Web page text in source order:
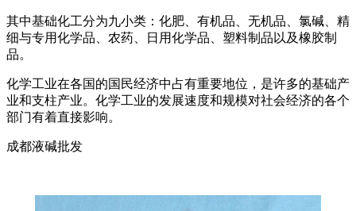
其中基础化工分为九小类：化肥、有机品、无机品、氯碱、精
细与专用化学品、农药、日用化学品、塑料制品以及橡胶制
品。
化学工业在各国的国民经济中占有重要地位，是许多的基础产
业和支柱产业。化学工业的发展速度和规模对社会经济的各个
部门有着直接影响。
成都液碱批发